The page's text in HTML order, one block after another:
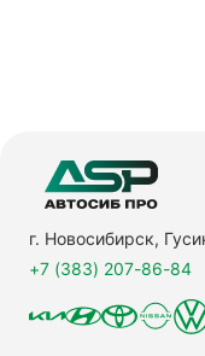
г. Новосибирск,
+7 (383) 207-86-84